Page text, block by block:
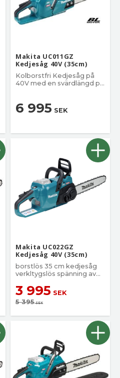
Makita UC011GZ
Kedjesåg 40V (35cm)
Kolborstfri Kedjesåg på
40V med en svärdlängd på
6 995 SEK
Makita UC022GZ
Kedjesåg 40V (35cm)
borstlös 35 cm kedjesåg
verkltygslös spänning av
3 995 SEK
5 395SEK